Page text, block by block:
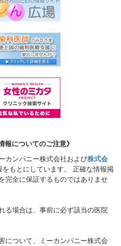
報についてのご注意》
カンパニー株式会社および株式会
をもとにしています。 正確な情報掲
完全に保証するものではありませ
る場合は、事前に必ず該当の医院
について、ミーカンパニー株式会